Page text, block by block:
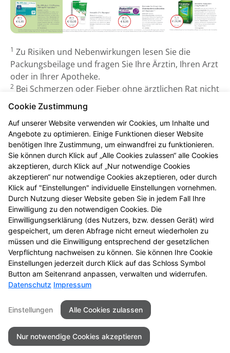
1 Zu Risiken und Nebenwirkungen lesen Sie die
Packungsbeilage und fragen Sie Ihre Ärztin, Ihren Arzt
oder in Ihrer Apotheke.
2 Bei Schmerzen oder Fieber ohne ärztlichen Rat nicht
länger anwenden als in der Packungsbeilage
vorgegeben!
© Alle Rechte vorbehalten. Nachdruck – auch
auszugsweise – ist nicht gestattet! Alle Angaben
gelten, solange der Vorrat reicht. Druckfehler
vorbehalten. Alle Preise in Euro inkl. MwSt.
4BVP = niedrigster Gesamtpreis innerhalb der letzten
30 Tage vor der Preisermäßigung
5Zu Risiken und Nebenwirkungen lesen Sie die
Packungsbeilage und fragen Sie Ihre Tierärztin, Ihren
Tierarzt oder in Ihrer Apotheke.6Biozide vorsichtig
verwenden. Vor Gebrauch stets Etikett und
Produktinformation lesen.
Seitenübersicht Kontakt
Impressum
Datenschutz
Barrierefreiheit
© 2026 Alte Apotheke
Cookie Zustimmung
Auf unserer Website verwenden wir Cookies, um Inhalte und
Angebote zu optimieren. Einige Funktionen dieser Website
benötigen Ihre Zustimmung, um einwandfrei zu funktionieren.
Sie können durch Klick auf „Alle Cookies zulassen“ alle Cookies
akzeptieren, durch Klick auf „Nur notwendige Cookies
akzeptieren“ nur notwendige Cookies akzeptieren, oder durch
Klick auf "Einstellungen" individuelle Einstellungen vornehmen.
Durch Nutzung dieser Website geben Sie in jedem Fall Ihre
Einwilligung zu den notwendigen Cookies. Die
Einwilligungserklärung (des Nutzers, bzw. dessen Gerät) wird
gespeichert, um deren Abfrage nicht erneut wiederholen zu
müssen und die Einwilligung entsprechend der gesetzlichen
Verpflichtung nachweisen zu können. Sie können Ihre Cookie
Einstellungen jederzeit durch Klick auf das Schloss Symbol
Button am Seitenrand anpassen, verwalten und widerrufen.
Datenschutz Impressum
Einstellungen Alle Cookies zulassen
Nur notwendige Cookies akzeptieren